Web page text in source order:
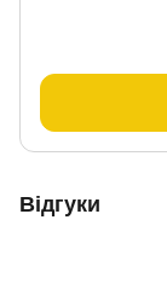
Відгуки